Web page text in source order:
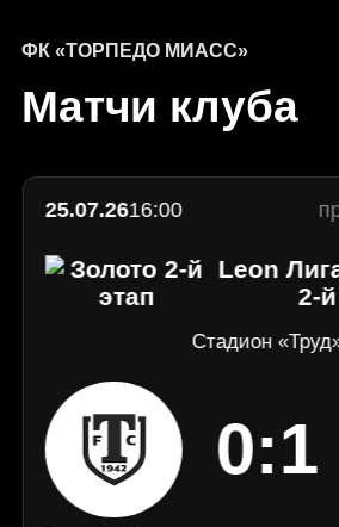
ФК «ТОРПЕДО МИАСС»
сайт
«Торпедо»
Матчи клуба
25.07.2616:00
Leon
2-
Стадион
0:1